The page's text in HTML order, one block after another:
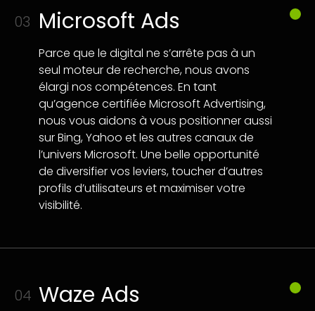
03 Microsoft Ads
Parce que le digital ne s’arrête pas à un
seul moteur de recherche, nous avons
élargi nos compétences. En tant
qu’agence certifiée Microsoft Advertising,
nous vous aidons à vous positionner aussi
sur Bing, Yahoo et les autres canaux de
l’univers Microsoft. Une belle opportunité
de diversifier vos leviers, toucher d’autres
profils d’utilisateurs et maximiser votre
visibilité.
04 Waze Ads